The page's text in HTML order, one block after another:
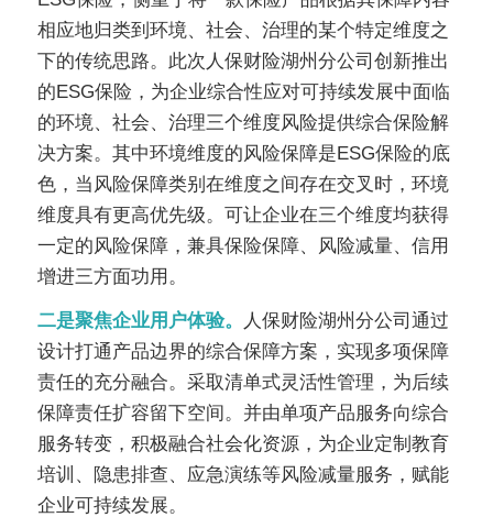
相应地归类到环境、社会、治理的某个特定维度之
下的传统思路。此次人保财险湖州分公司创新推出
的ESG保险，为企业综合性应对可持续发展中面临
的环境、社会、治理三个维度风险提供综合保险解
决方案。其中环境维度的风险保障是ESG保险的底
色，当风险保障类别在维度之间存在交叉时，环境
维度具有更高优先级。可让企业在三个维度均获得
一定的风险保障，兼具保险保障、风险减量、信用
增进三方面功用。
二是聚焦企业用户体验。
人保财险湖州分公司通过
设计打通产品边界的综合保障方案，实现多项保障
责任的充分融合。采取清单式灵活性管理，为后续
保障责任扩容留下空间。并由单项产品服务向综合
服务转变，积极融合社会化资源，为企业定制教育
培训、隐患排查、应急演练等风险减量服务，赋能
企业可持续发展。